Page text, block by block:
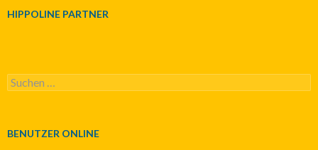
HIPPOLINE PARTNER
S
u
e
BENUTZER ONLINE